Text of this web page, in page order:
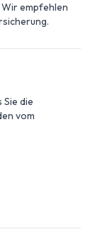
empfehlen
die
vom